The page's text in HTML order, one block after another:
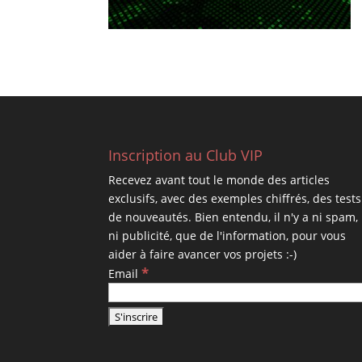
Inscription au Club VIP
Recevez avant tout le monde des articles
exclusifs, avec des exemples chiffrés, des tests
de nouveautés. Bien entendu, il n'y a ni spam,
ni publicité, que de l'information, pour vous
aider à faire avancer vos projets :-)
Email*